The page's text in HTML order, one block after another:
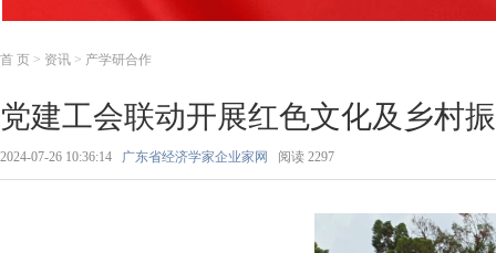
首 页 > 资讯 > 产学研合作
党建工会联动开展红色文化及乡村
2024-07-26 10:36:14 广东省经济学家企业家网 阅读 2297